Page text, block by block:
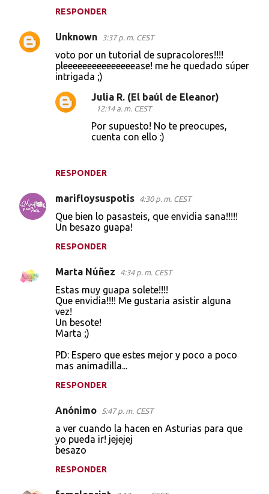
RESPONDER
Unknown 3:37 p. m. CEST
voto por un tutorial de supracolores!!!!
pleeeeeeeeeeeeeeease! me he quedado súper
intrigada ;)
RESPONDER
Julia R. (El baúl de Eleanor)
12:14 a. m. CEST
Por supuesto! No te preocupes,
cuenta con ello :)
marifloysuspotis 4:30 p. m. CEST
Que bien lo pasasteis, que envidia sana!!!!!
Un besazo guapa!
RESPONDER
Marta Núñez 4:34 p. m. CEST
Estas muy guapa solete!!!!
Que envidia!!!! Me gustaria asistir alguna
vez!
Un besote!
Marta ;)
PD: Espero que estes mejor y poco a poco
mas animadilla...
RESPONDER
Anónimo 5:47 p. m. CEST
a ver cuando la hacen en Asturias para que
yo pueda ir! jejejej
besazo
RESPONDER